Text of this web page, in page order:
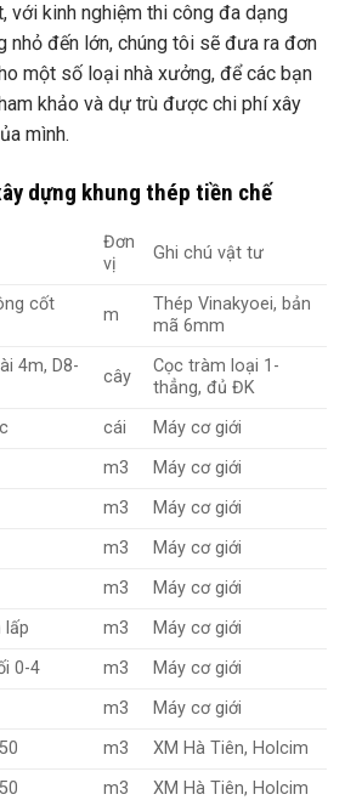
với kinh nghiệm thi công đa dạng
nhỏ đến lớn, chúng tôi sẽ đưa ra đơn
một số loại nhà xưởng, để các bạn
khảo và dự trù được chi phí xây
mình.
dựng khung thép tiền chế
Đơn
vị
Ghi chú vật tư
cốt
m
Thép Vinakyoei, bản
mã 6mm
4m, D8-
cây
Cọc tràm loại 1-
thẳng, đủ ĐK
cái
Máy cơ giới
m3
Máy cơ giới
m3
Máy cơ giới
m3
Máy cơ giới
m3
Máy cơ giới
lấp
m3
Máy cơ giới
0-4
m3
Máy cơ giới
m3
Máy cơ giới
m3
XM Hà Tiên, Holcim
m3
XM Hà Tiên, Holcim